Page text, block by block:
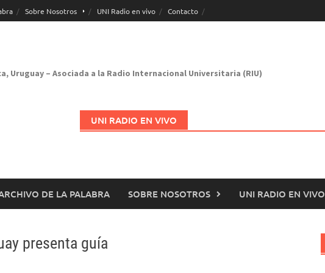
Sobre Nosotros UNI Radio en vivo Contacto
Uruguay – Asociada a la Radio Internacional Universitaria (RIU)
UNI RADIO EN VIVO
DE LA PALABRA SOBRE NOSOTROS UNI RADIO EN VIVO
presenta guía